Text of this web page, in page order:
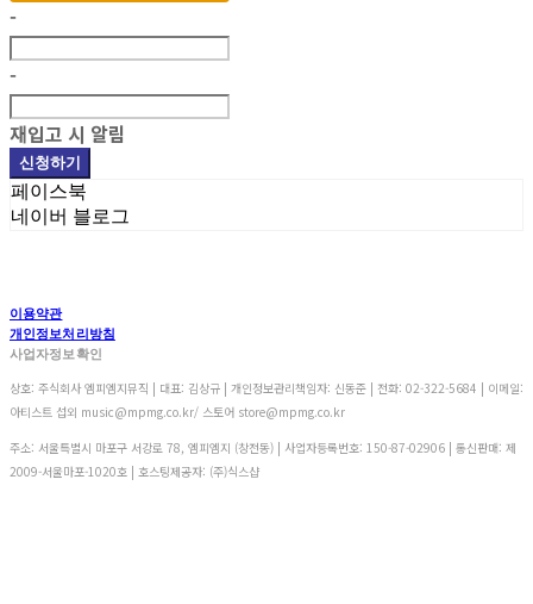
-
-
재입고 시 알림
신청하기
페이스북
네이버 블로그
이용약관
개인정보처리방침
사업자정보확인
상호: 주식회사 엠피엠지뮤직 | 대표: 김상규 | 개인정보관리책임자: 신동준 | 전화: 02-322-5684 | 이메일:
아티스트 섭외 music@mpmg.co.kr/ 스토어 store@mpmg.co.kr
주소: 서울특별시 마포구 서강로 78, 엠피엠지 (창전동) | 사업자등록번호: 150-87-02906 | 통신판매: 제
2009-서울마포-1020호 | 호스팅제공자: (주)식스샵